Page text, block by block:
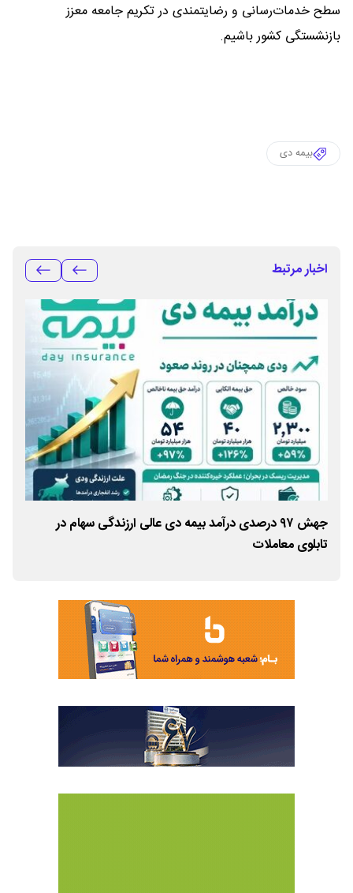
سطح خدمات‌رسانی و رضایتمندی در تکریم جامعه معزز
بازنشستگی کشور باشیم.
بیمه دی
اخبار مرتبط
جهش ۹۷ درصدی درآمد بیمه دی عالی ارزندگی سهام در
تابلوی معاملات